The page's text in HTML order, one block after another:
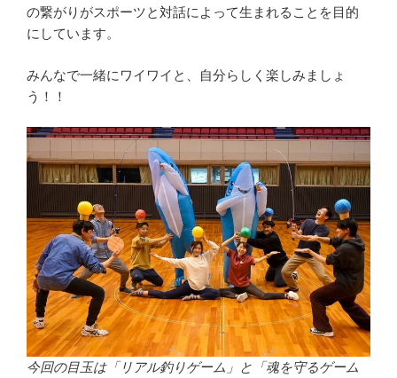
の繋がりがスポーツと対話によって生まれることを目的
にしています。
みんなで一緒にワイワイと、自分らしく楽しみましょ
う！！
今回の目玉は「リアル釣りゲーム」と「魂を守るゲーム